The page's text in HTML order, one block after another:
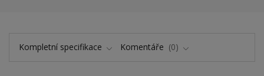
Kompletní specifikace Komentáře 0